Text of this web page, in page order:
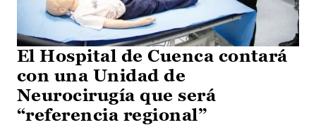
El Hospital de Cuenca contará
con una Unidad de
Neurocirugía que será
“referencia regional”